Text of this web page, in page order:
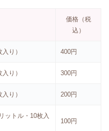
価格（税
込）
り） 400円
り） 300円
り） 200円
ットル・10枚入
100円